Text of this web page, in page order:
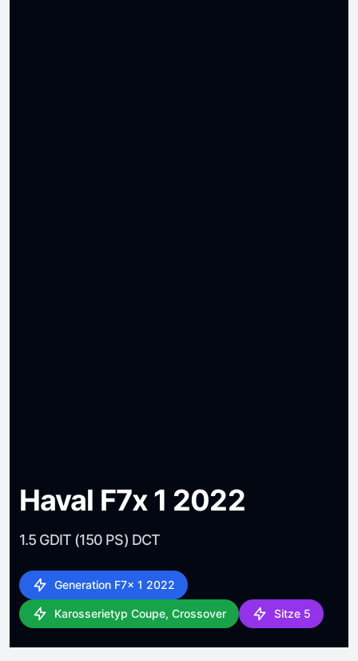
Haval F7x 1 2022
1.5 GDIT (150 PS) DCT
Generation F7x 1 2022
Karosserietyp Coupe, Crossover Sitze 5